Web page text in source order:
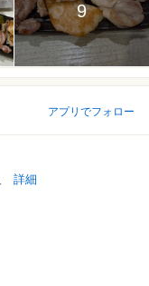
9
アプリでフォロー
詳細